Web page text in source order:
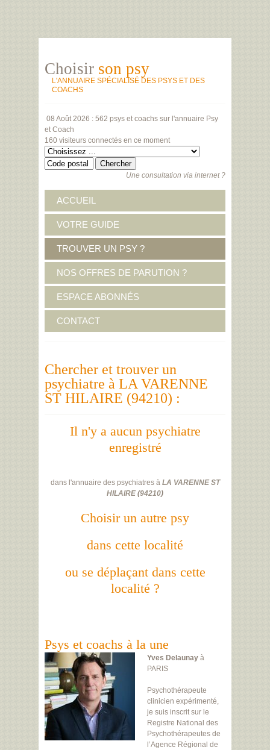
Choisir son psy
L'ANNUAIRE SPÉCIALISÉ DES PSYS ET DES
COACHS
08 Août 2026 : 562 psys et coachs sur l'annuaire Psy
et Coach
160 visiteurs connectés en ce moment
Une consultation via internet ?
ACCUEIL
VOTRE GUIDE
TROUVER UN PSY ?
NOS OFFRES DE PARUTION ?
ESPACE ABONNÉS
CONTACT
Chercher et trouver un
psychiatre à LA VARENNE
ST HILAIRE (94210) :
Il n'y a aucun psychiatre
enregistré
dans l'annuaire des psychiatres à LA VARENNE ST
HILAIRE(94210)
Choisir un autre psy
dans cette localité
ou se déplaçant dans cette
localité ?
Psys et coachs à la une
Yves Delaunay à
PARIS
Psychothérapeute
clinicien expérimenté,
je suis inscrit sur le
Registre National des
Psychothérapeutes de
l’Agence Régional de